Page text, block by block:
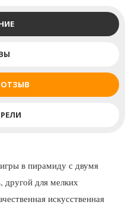
в пирамиду с двумя
другой для мелких
искусственная